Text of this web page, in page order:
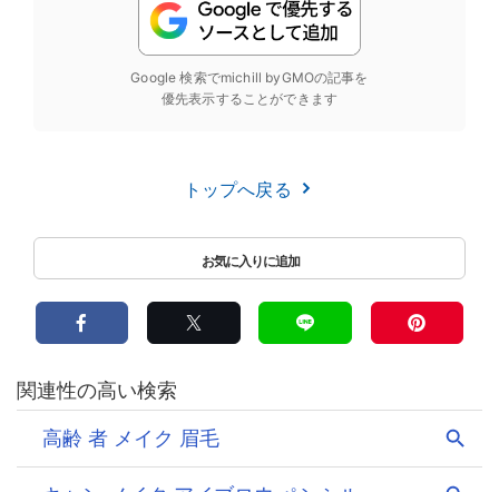
Google 検索でmichill byGMOの記事を
優先表示することができます
トップへ戻る